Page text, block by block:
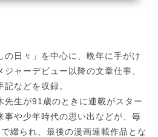
の日々」を中心に、晩年に手がけ
ャーデビュー以降の文章仕事、
などを収録。
先生が91歳のときに連載がスター
事や少年時代の思い出などが、毎
綴られ、最後の漫画連載作品とな